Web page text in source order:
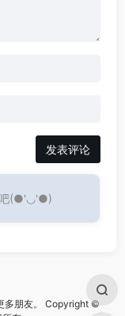
发表评论
吧(●'◡'●)
多朋友。 Copyright ©